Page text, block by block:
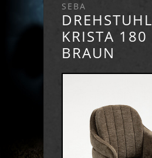
SEBA
DREHSTUHL
KRISTA 180
BRAUN